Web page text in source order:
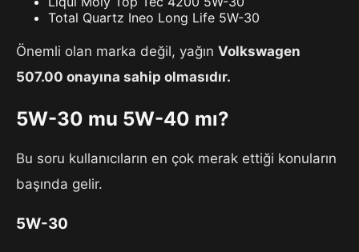
Total Quartz Ineo Long Life 5W-30
Önemli olan marka değil, yağın Volkswagen
507.00 onayına sahip olmasıdır.
5W-30 mu 5W-40 mı?
Bu soru kullanıcıların en çok merak ettiği konuların
başında gelir.
5W-30